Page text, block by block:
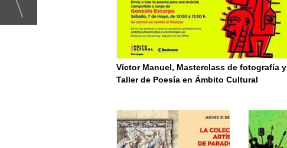
Víctor Manuel, Masterclass de fotografía y
Taller de Poesía en Ámbito Cultural